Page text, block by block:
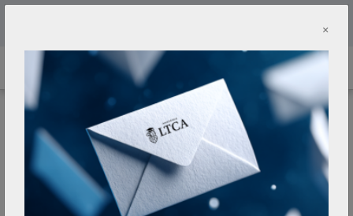
STRONA GŁÓWNA BLOG
KSEF
KSEF – E-FAKTURA DLA PODMIOTU ZAGRANICZNEGO A SPOSÓB DORĘCZENIA
KSeF – e-faktura dla podmiotu
zagranicznego a sposób doręczenia
×